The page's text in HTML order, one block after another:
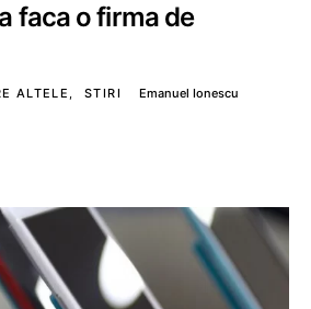
faca o firma de
ALTELE STIRI
Emanuel Ionescu